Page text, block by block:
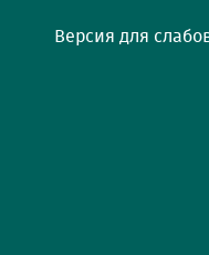
Версия для